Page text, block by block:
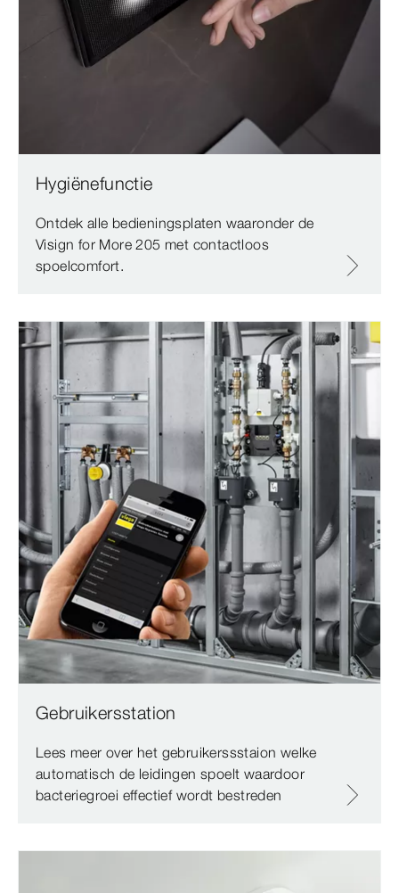
Hygiënefunctie
Ontdek alle bedieningsplaten waaronder de
Visign for More 205 met contactloos
spoelcomfort.
Gebruikersstation
Lees meer over het gebruikerssstaion welke
automatisch de leidingen spoelt waardoor
bacteriegroei effectief wordt bestreden